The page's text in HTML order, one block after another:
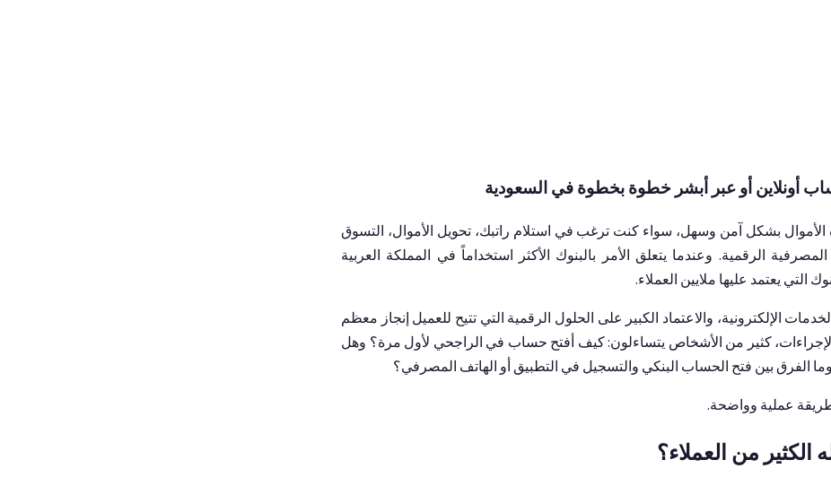
أونلاين أو عبر أبشر خطوة بخطوة في السعودية
بشكل آمن وسهل، سواء كنت ترغب في استلام راتبك، تحويل الأموال، التسوق
الرقمية. وعندما يتعلق الأمر بالبنوك الأكثر استخداماً في المملكة العربية
يعتمد عليها ملايين العملاء.
الإلكترونية، والاعتماد الكبير على الحلول الرقمية التي تتيح للعميل إنجاز معظم
كثير من الأشخاص يتساءلون: كيف أفتح حساب في الراجحي لأول مرة؟ وهل
الفرق بين فتح الحساب البنكي والتسجيل في التطبيق أو الهاتف المصرفي؟
عملية وواضحة.
من العملاء؟